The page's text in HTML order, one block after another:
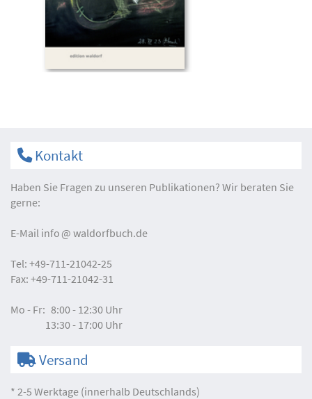
Kontakt
Haben Sie Fragen zu unseren Publikationen? Wir beraten Sie
gerne:
E-Mail info waldorfbuch.de
Tel: +49-711-21042-25
Fax: +49-711-21042-31
Mo - Fr: 8:00 - 12:30 Uhr
13:30 - 17:00 Uhr
Versand
* 2-5 Werktage (innerhalb Deutschlands)